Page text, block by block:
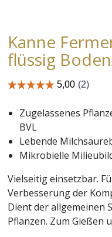
Kanne
flüssig
Zugelassenes
BVL
Lebende
Mikrobielle
Vielseitig einsetzbar.
Verbesserung der
Dient der allgemeinen
Pflanzen. Zum Gießen